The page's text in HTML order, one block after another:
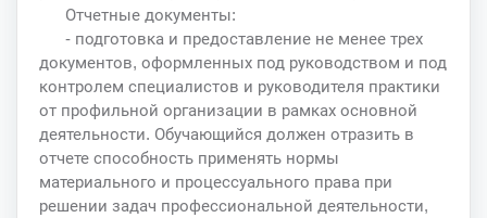
Отчетные документы:
- подготовка и предоставление не менее трех
документов, оформленных под руководством и под
контролем специалистов и руководителя практики
от профильной организации в рамках основной
деятельности. Обучающийся должен отразить в
отчете способность применять нормы
материального и процессуального права при
решении задач профессиональной деятельности,